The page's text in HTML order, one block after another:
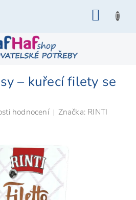
– kuřecí filety se
hodnocení Značka: RINTI